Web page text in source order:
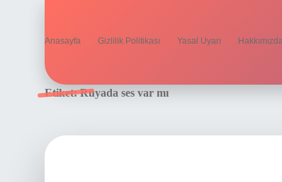
Anasayfa Gizlilik Politikası Yasal Uyarı
Etiket:Rüyada ses var mı